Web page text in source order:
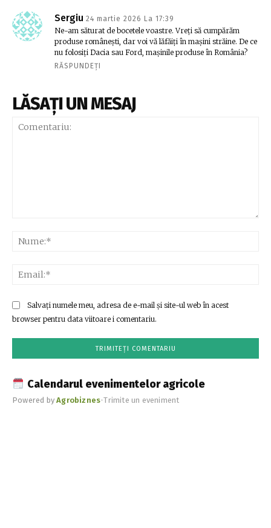
Sergiu 24 martie 2026 La 17:39
Ne-am săturat de bocetele voastre. Vreți să cumpărăm
produse românești, dar voi vă lăfăiți în mașini străine. De ce
nu folosiți Dacia sau Ford, mașinile produse în România?
RĂSPUNDEȚI
LĂSAȚI UN MESAJ
Salvați numele meu, adresa de e-mail și site-ul web în acest
browser pentru data viitoare i comentariu.
Calendarul evenimentelor agricole
Powered byAgrobiznes•Trimite un eveniment